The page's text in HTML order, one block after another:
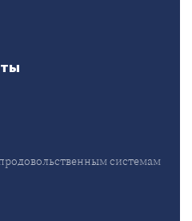
системам